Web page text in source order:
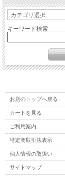
キーワード検索
お店のトップへ戻る
カートを見る
ご利用案内
特定商取引法表示
個人情報の取扱い
サイトマップ